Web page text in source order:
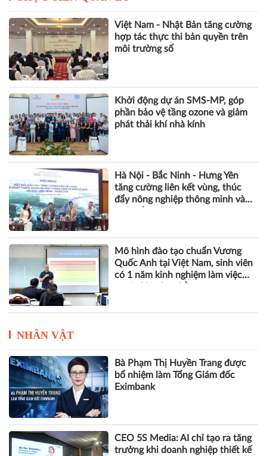
Việt Nam - Nhật Bản tăng cường
hợp tác thực thi bản quyền trên
môi trường số
Khởi động dự án SMS-MP, góp
phần bảo vệ tầng ozone và giảm
phát thải khí nhà kính
Hà Nội - Bắc Ninh - Hưng Yên
tăng cường liên kết vùng, thúc
đẩy nông nghiệp thông minh và
Mô hình đào tạo chuẩn Vương
Quốc Anh tại Việt Nam, sinh viên
có 1 năm kinh nghiệm làm việc
NHÂN VẬT
Bà Phạm Thị Huyền Trang được
bổ nhiệm làm Tổng Giám đốc
Eximbank
CEO 5S Media: AI chỉ tạo ra tăng
trưởng khi doanh nghiệp thiết kế